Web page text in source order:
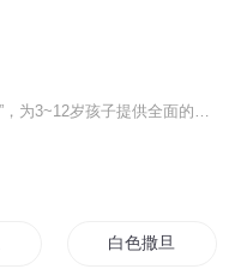
白色撒旦